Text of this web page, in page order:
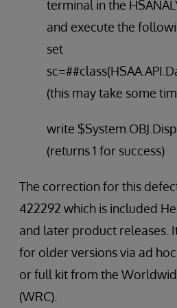
terminal in the
and execute the
set
(this may take some
write
(returns 1 for success)
The correction for this
422292 which is included
and later product releases.
for older versions via ad
or full kit from the
(WRC).